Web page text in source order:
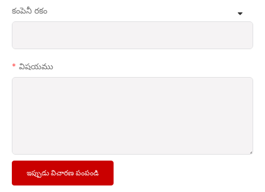
కంపెనీ రకం
విషయము
ఇప్పుడు విచారణ పంపండి